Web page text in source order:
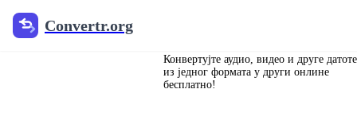
Convertr.org
Марк-
Конвертујте аудио, видео и друге
из једног формата у други онлине
бесплатно!